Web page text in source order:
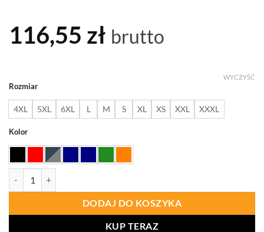
116,55 zł brutto
Rozmiar
4XL 5XL 6XL L M S XL XS XXL XXXL
Kolor
WYCZYŚĆ
DODAJ DO KOSZYKA
KUP TERAZ